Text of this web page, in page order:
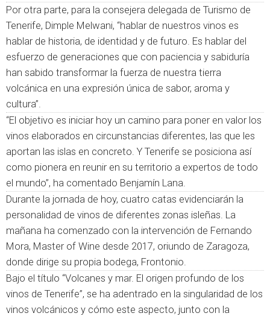
Por otra parte, para la consejera delegada de Turismo de
Tenerife, Dimple Melwani, “hablar de nuestros vinos es
hablar de historia, de identidad y de futuro. Es hablar del
esfuerzo de generaciones que con paciencia y sabiduría
han sabido transformar la fuerza de nuestra tierra
volcánica en una expresión única de sabor, aroma y
cultura”.
“El objetivo es iniciar hoy un camino para poner en valor los
vinos elaborados en circunstancias diferentes, las que les
aportan las islas en concreto. Y Tenerife se posiciona así
como pionera en reunir en su territorio a expertos de todo
el mundo”, ha comentado Benjamín Lana.
Durante la jornada de hoy, cuatro catas evidenciarán la
personalidad de vinos de diferentes zonas isleñas. La
mañana ha comenzado con la intervención de Fernando
Mora, Master of Wine desde 2017, oriundo de Zaragoza,
donde dirige su propia bodega, Frontonio.
Bajo el título “Volcanes y mar. El origen profundo de los
vinos de Tenerife”, se ha adentrado en la singularidad de los
vinos volcánicos y cómo este aspecto, junto con la